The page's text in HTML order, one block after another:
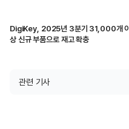
DigiKey, 2025년 3분기 31,000개 이
상 신규 부품으로 재고 확충
관련 기사